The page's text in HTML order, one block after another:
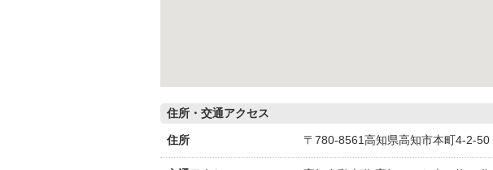
住所・交通アクセス
住所 〒780-8561高知県高知市本町4-2-50